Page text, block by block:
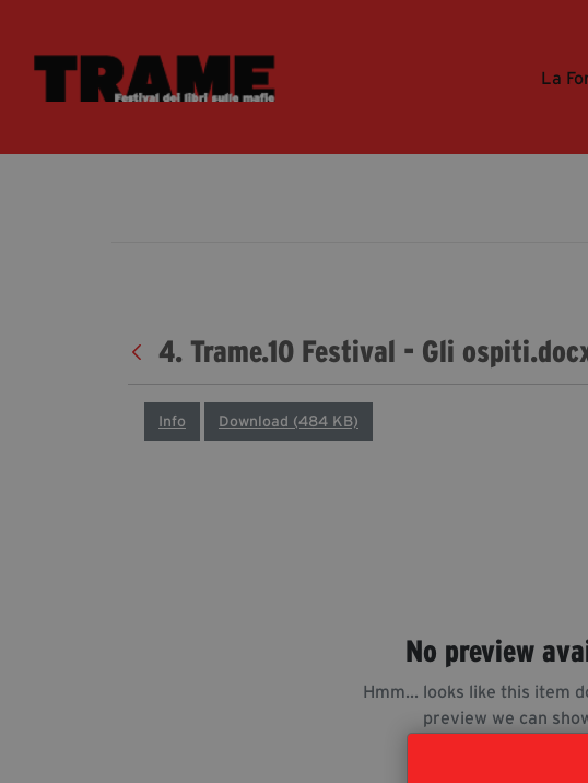
La
4. Trame.10 Festival - Gli
Info Download (484 KB)
No preview
Hmm... looks like this item
preview we can